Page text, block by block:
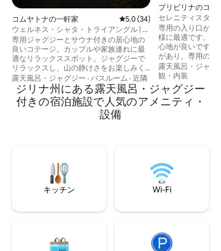
コムヤトナの一軒家 レビュー34件、5つ星中5.0つ
5.0 (34)
ウェルネス・シャタ・トライアングル | ジ
ャグジー | サウナ | ホーリィ
専用ジャグジーとサウナ付きの居心地の
良いコテージ。カップルや家族連れに最
適なリラックススポット。ジャグジーで
リラックスし、山の静けさをお楽しみく
ださい。リプトフとオラヴァの境界にあ
る村、コミヤトナの静かな場所にある4人
用のコテージでリラックスしましょう。
モダンなインテリア、設備の整ったキッ
チン、Wi-Fi、テラス、バーベキューグリ
転車レンタルもあります。Komjatnáでリ
プトフを体験しましょう。
露天風呂・ジャグジー · バスルーム · 近隣
プリビリナのコン
セレニティスタジ
ジャグジー付き
専用の入り口があ
様に最適です。小
心地が良いです。
があり、専用のガ
ュー、座席、屋外
ります。別の2つ
あります。 サウナとジャグジーの時間を
予約して、プラ
けます。 通常の
露天風呂・ジャグ
観・内装
ジリナ州にある露天風呂・ジャグジー
付きの宿泊施設で人気のアメニティ・
設備
キッチン Wi-Fi